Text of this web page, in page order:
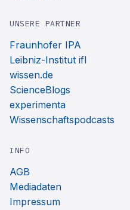
UNSERE PARTNER
Fraunhofer IPA
Leibniz-Institut ifl
wissen.de
ScienceBlogs
experimenta
Wissenschaftspodcasts
INFO
AGB
Mediadaten
Impressum